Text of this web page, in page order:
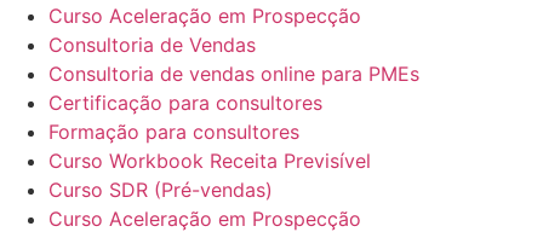
Curso Aceleração em Prospecção
Consultoria de Vendas
Consultoria de vendas online para PMEs
Certificação para consultores
Formação para consultores
Curso Workbook Receita Previsível
Curso SDR (Pré-vendas)
Curso Aceleração em Prospecção